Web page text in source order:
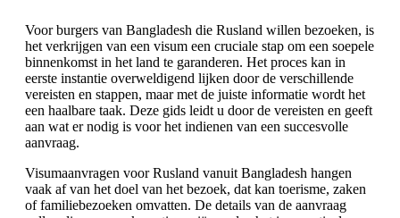
Voor burgers van Bangladesh die Rusland willen bezoeken, is
het verkrijgen van een visum een cruciale stap om een soepele
binnenkomst in het land te garanderen. Het proces kan in
eerste instantie overweldigend lijken door de verschillende
vereisten en stappen, maar met de juiste informatie wordt het
een haalbare taak. Deze gids leidt u door de vereisten en geeft
aan wat er nodig is voor het indienen van een succesvolle
aanvraag.
Visumaanvragen voor Rusland vanuit Bangladesh hangen
vaak af van het doel van het bezoek, dat kan toerisme, zaken
of familiebezoeken omvatten. De details van de aanvraag